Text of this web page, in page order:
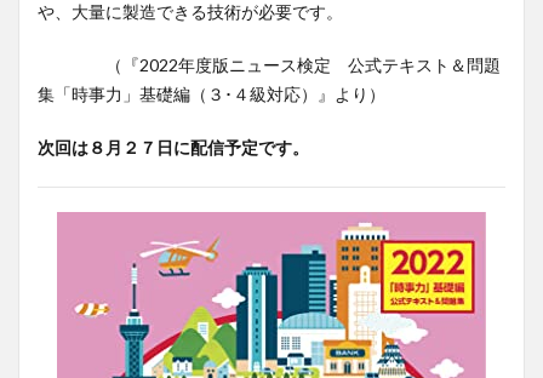
や、大量に製造できる技術が必要です。
（『2022年度版ニュース検定 公式テキスト＆問題
集「時事力」基礎編（３･４級対応）』より）
次回は８月２７日に配信予定です。